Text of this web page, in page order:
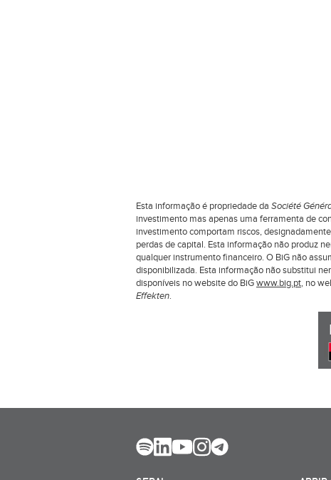
Esta informação é propriedade da Société
investimento mas apenas uma ferramenta de
investimento comportam riscos,
perdas de capital. Esta informação não produz
qualquer instrumento financeiro. O BiG não
disponibilizada. Esta informação não substitui
disponíveis no website do BiGwww.big.pt, no
Effekten.